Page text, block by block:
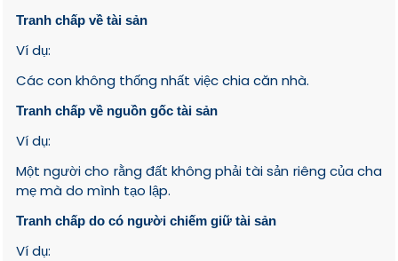
Tranh chấp về tài sản
Ví dụ:
Các con không thống nhất việc chia căn nhà.
Tranh chấp về nguồn gốc tài sản
Ví dụ:
Một người cho rằng đất không phải tài sản riêng của cha
mẹ mà do mình tạo lập.
Tranh chấp do có người chiếm giữ tài sản
Ví dụ: